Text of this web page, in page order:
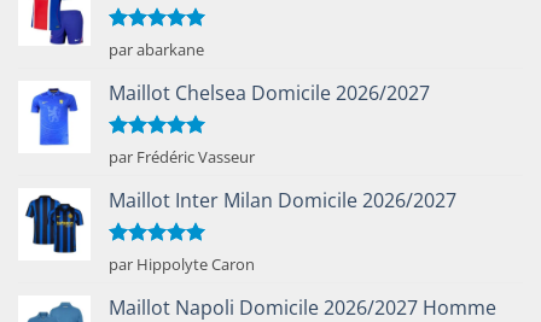
Note5sur
5
par abarkane
Maillot Chelsea Domicile 2026/2027
Note5sur
5
par Frédéric Vasseur
Maillot Inter Milan Domicile 2026/2027
Note5sur
5
par Hippolyte Caron
Maillot Napoli Domicile 2026/2027 Homme